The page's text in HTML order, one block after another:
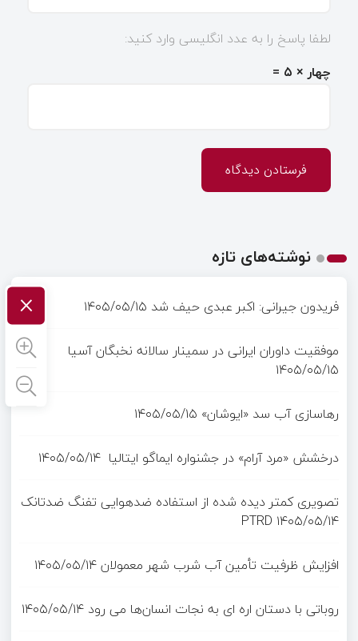
لطفا پاسخ را به عدد انگلیسی وارد کنید:
چهار × ۵ =
نوشته‌های تازه
فریدون جیرانی: اکبر عبدی حیف شد ۱۴۰۵/۰۵/۱۵
موفقیت داوران ایرانی در سمینار سالانه نخبگان آسیا
۱۴۰۵/۰۵/۱۵
رهاسازی آب سد «ایوشان» ۱۴۰۵/۰۵/۱۵
درخشش «مرد آرام» در جشنواره ایماگو ایتالیا ۱۴۰۵/۰۵/۱۴
تصویری کمتر دیده شده از استفاده ضدهوایی تفنگ ضدتانک
PTRD ۱۴۰۵/۰۵/۱۴
افزایش ظرفیت تأمین آب شرب شهر معمولان۱۴۰۵/۰۵/۱۴
روباتی با دستان اره ای به نجات انسان‌ها می رود ۱۴۰۵/۰۵/۱۴
×